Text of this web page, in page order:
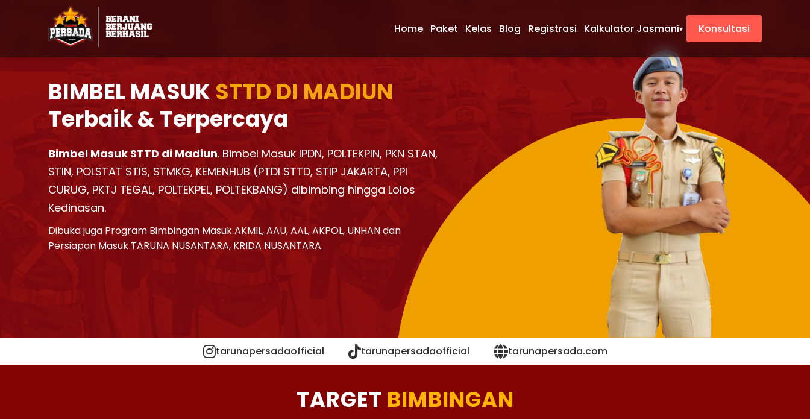
Home Paket Kelas Blog Registrasi Kalkulator Jasmani▾ Konsultasi
BIMBEL MASUK STTD DI MADIUN
Terbaik & Terpercaya
Bimbel Masuk STTD di Madiun. Bimbel Masuk IPDN, POLTEKPIN, PKN STAN,
STIN, POLSTAT STIS, STMKG, KEMENHUB (PTDI STTD, STIP JAKARTA, PPI
CURUG, PKTJ TEGAL, POLTEKPEL, POLTEKBANG) dibimbing hingga Lolos
Kedinasan.
Dibuka juga Program Bimbingan Masuk AKMIL, AAU, AAL, AKPOL, UNHAN dan
Persiapan Masuk TARUNA NUSANTARA, KRIDA NUSANTARA.
tarunapersadaofficial tarunapersadaofficial tarunapersada.com
TARGET BIMBINGAN